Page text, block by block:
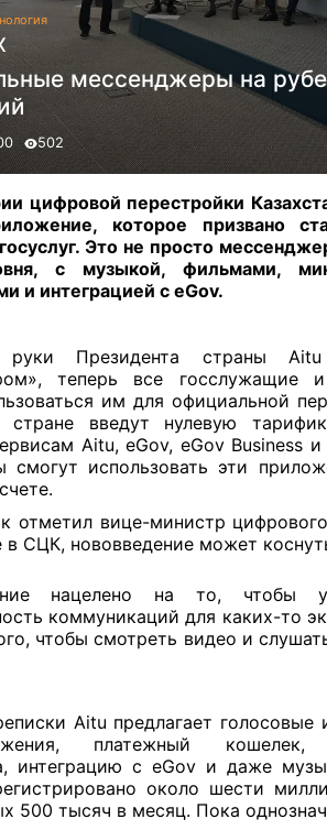
мессенджеры на
502
цифровой перестройки
которое призвано
Это не просто
с музыкой, фильмами,
и интеграцией с eGov.
Президента страны Aitu
теперь все госслужащие и
им для официальной
стране введут нулевую
Aitu, eGov, eGov Business
смогут использовать эти
отметил вице-министр
в СЦК, нововведение может
нацелено на то, чтобы
коммуникаций для каких-то
чтобы смотреть видео и
Aitu предлагает голосовые
платежный
интеграцию с eGov и даже
около шести
500 тысяч в месяц. Пока